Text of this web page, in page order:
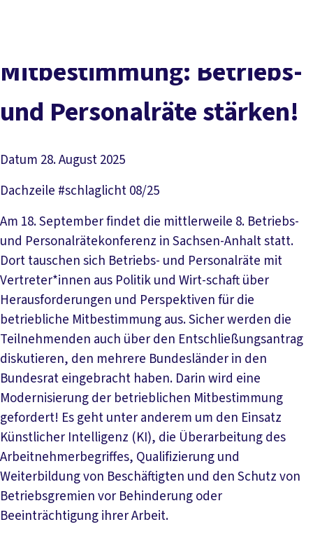
Politik vor Ort
Service
Mitmachen
Mitbestimmung: Betriebs-
und Personalräte stärken!
Datum 28. August 2025
Dachzeile #schlaglicht 08/25
Am 18. September findet die mittlerweile 8. Betriebs-
und Personalrätekonferenz in Sachsen-Anhalt statt.
Dort tauschen sich Betriebs- und Personalräte mit
Vertreter*innen aus Politik und Wirt-schaft über
Herausforderungen und Perspektiven für die
betriebliche Mitbestimmung aus. Sicher werden die
Teilnehmenden auch über den Entschließungsantrag
diskutieren, den mehrere Bundesländer in den
Bundesrat eingebracht haben. Darin wird eine
Modernisierung der betrieblichen Mitbestimmung
gefordert! Es geht unter anderem um den Einsatz
Künstlicher Intelligenz (KI), die Überarbeitung des
Arbeitnehmerbegriffes, Qualifizierung und
Weiterbildung von Beschäftigten und den Schutz von
Betriebsgremien vor Behinderung oder
Beeinträchtigung ihrer Arbeit.